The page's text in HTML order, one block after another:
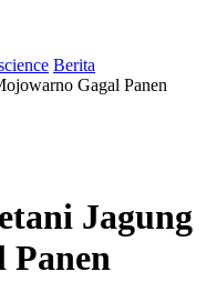
Berita
Gagal Panen
Jagung
Panen